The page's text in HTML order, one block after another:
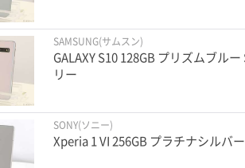
SAMSUNG(サムスン)
GALAXY S10 128GB プリズムブル
リー
SONY(ソニー)
Xperia 1 VI 256GB プラチナシルバ